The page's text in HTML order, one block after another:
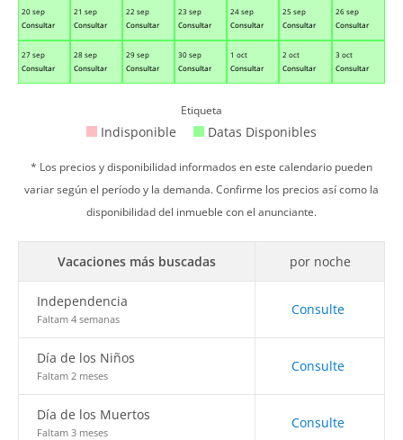
20 sep
Consultar
21 sep
Consultar
22 sep
Consultar
23 sep
Consultar
24 sep
Consultar
25 sep
Consultar
26 sep
Consultar
27 sep
Consultar
28 sep
Consultar
29 sep
Consultar
30 sep
Consultar
1 oct
Consultar
2 oct
Consultar
3 oct
Consultar
Etiqueta
Indisponible Datas Disponibles
* Los precios y disponibilidad informados en este calendario pueden
variar según el período y la demanda. Confirme los precios así como la
disponibilidad del inmueble con el anunciante.
Vacaciones más buscadas por noche
Independencia
Faltam 4 semanas
Consulte
Día de los Niños
Faltam 2 meses
Consulte
Día de los Muertos
Faltam 3 meses
Consulte